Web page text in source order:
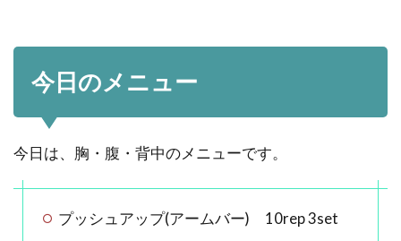
今日のメニュー
今日は、胸・腹・背中のメニューです。
プッシュアップ(アームバー) 10rep 3set